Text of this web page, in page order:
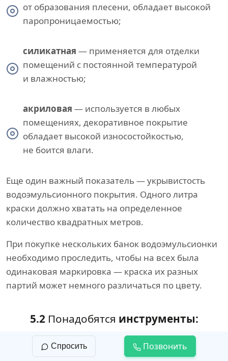
от образования плесени, обладает высокой
паропроницаемостью;
силикатная — применяется для отделки
помещений с постоянной температурой
и влажностью;
акриловая — используется в любых
помещениях, декоративное покрытие
обладает высокой износостойкостью,
не боится влаги.
Еще один важный показатель — укрывистость
водоэмульсионного покрытия. Одного литра
краски должно хватать на определенное
количество квадратных метров.
При покупке нескольких банок водоэмульсионки
необходимо проследить, чтобы на всех была
одинаковая маркировка — краска их разных
партий может немного различаться по цвету.
5.2Понадобятся инструменты:
широкий шпатель;
Спросить Позвонить